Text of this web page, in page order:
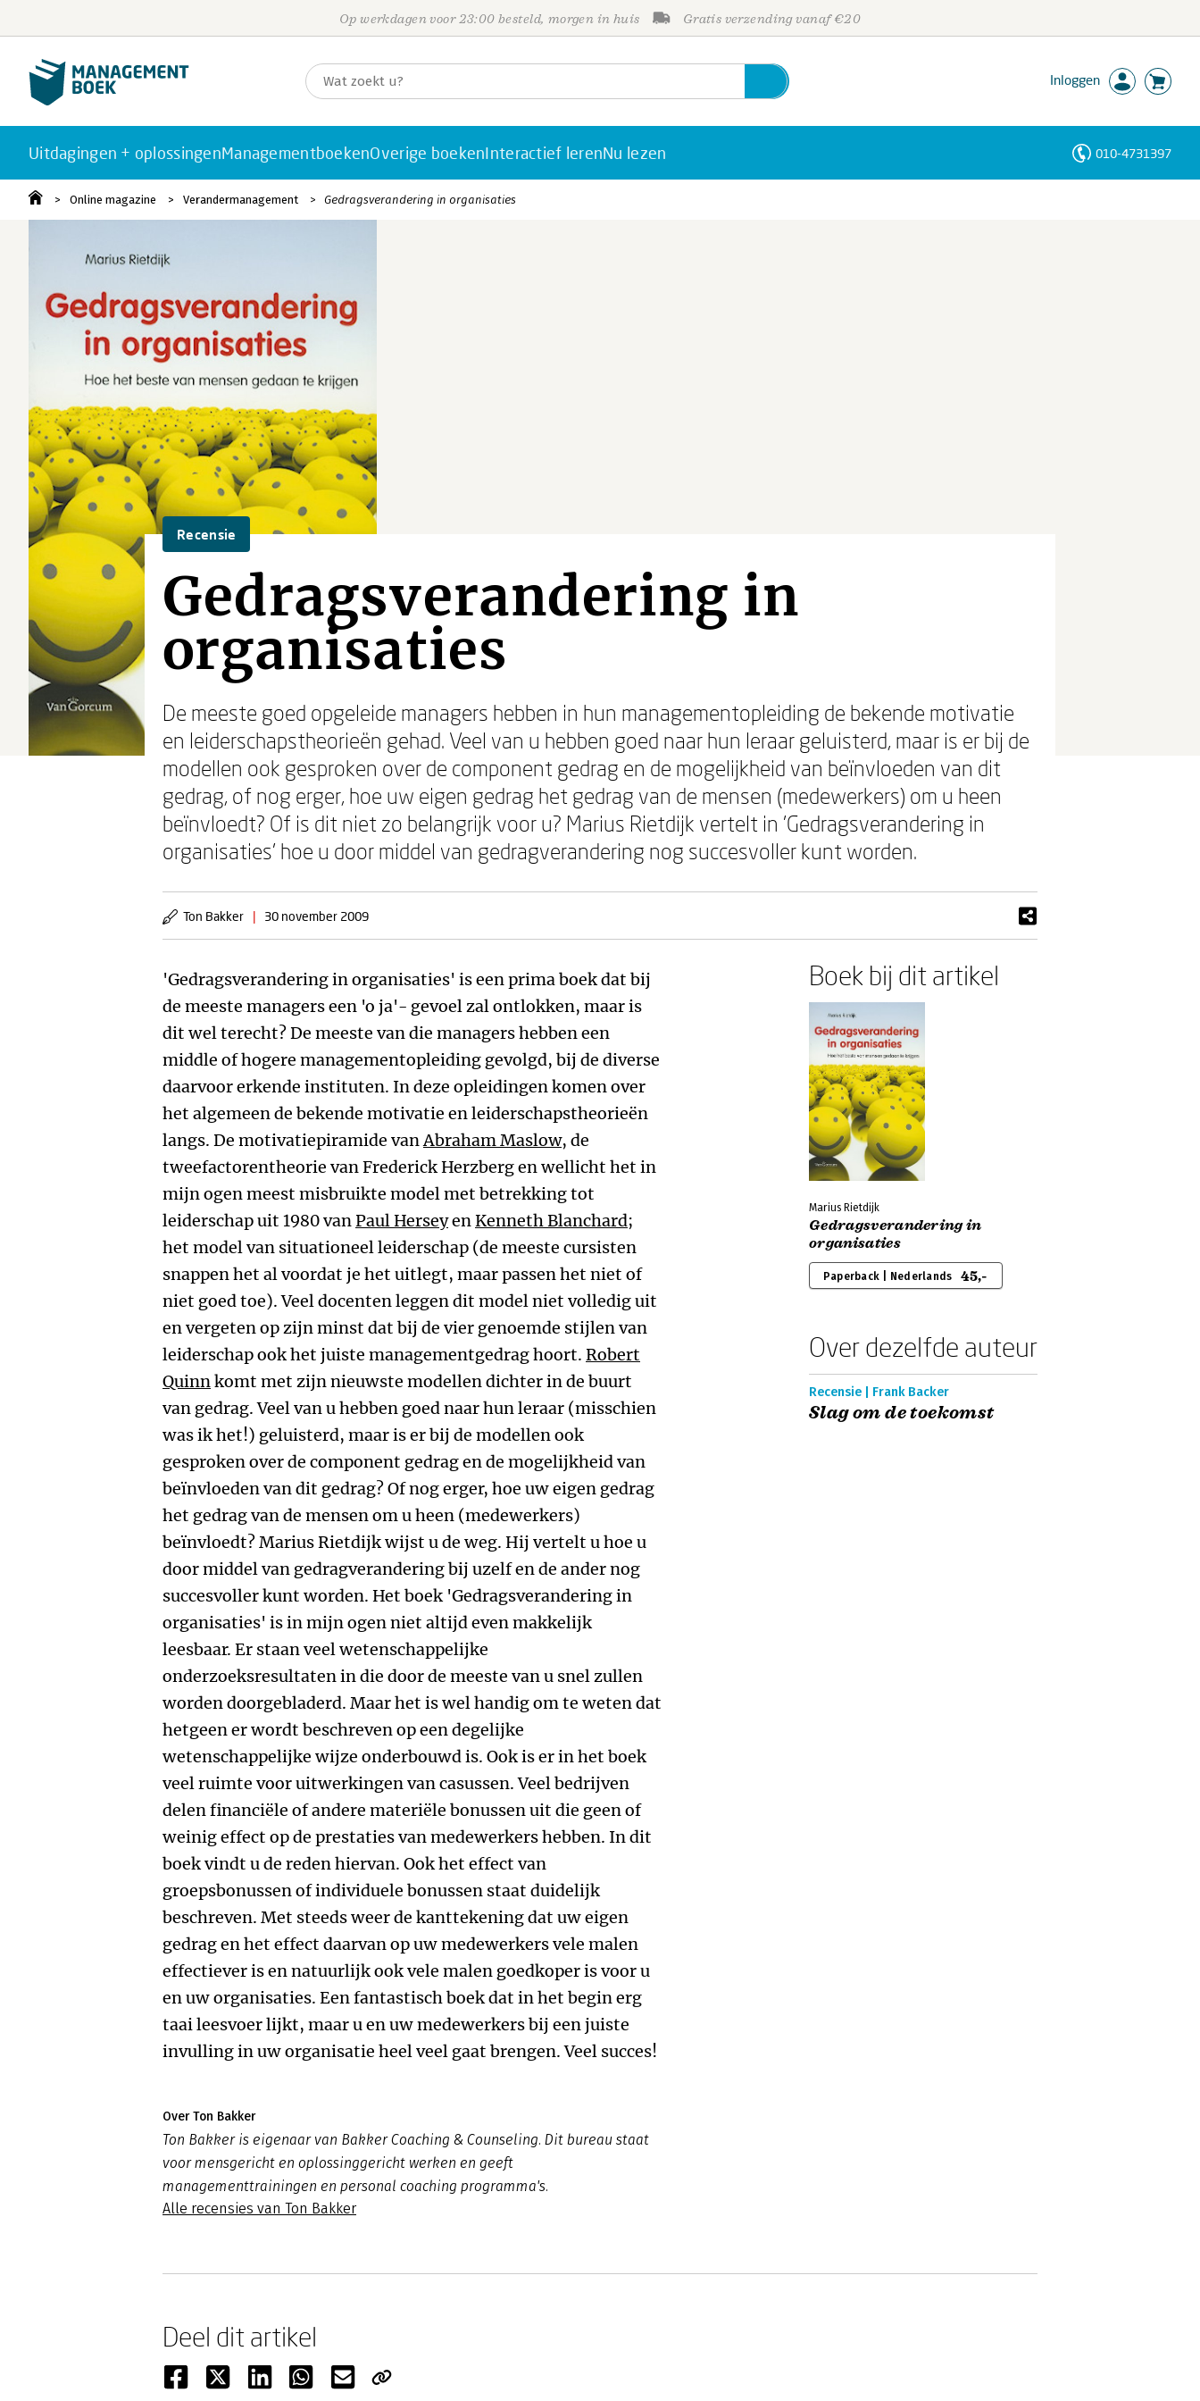
Op werkdagen voor 23:00 besteld, morgen in huis Gratis verzending vanaf €20
Inloggen
Uitdagingen + oplossingenManagementboekenOverige boekenInteractief lerenNu lezen 010-4731397
Online magazine Verandermanagement Gedragsverandering in organisaties
Recensie
Gedragsverandering in
organisaties
De meeste goed opgeleide managers hebben in hun managementopleiding de bekende motivatie
en leiderschapstheorieën gehad. Veel van u hebben goed naar hun leraar geluisterd, maar is er bij de
modellen ook gesproken over de component gedrag en de mogelijkheid van beïnvloeden van dit
gedrag, of nog erger, hoe uw eigen gedrag het gedrag van de mensen (medewerkers) om u heen
beïnvloedt? Of is dit niet zo belangrijk voor u? Marius Rietdijk vertelt in 'Gedragsverandering in
organisaties' hoe u door middel van gedragverandering nog succesvoller kunt worden.
Ton Bakker | 30 november 2009
'Gedragsverandering in organisaties' is een prima boek dat bij
de meeste managers een 'o ja'- gevoel zal ontlokken, maar is
dit wel terecht? De meeste van die managers hebben een
middle of hogere managementopleiding gevolgd, bij de diverse
daarvoor erkende instituten. In deze opleidingen komen over
het algemeen de bekende motivatie en leiderschapstheorieën
langs. De motivatiepiramide vanAbraham Maslow, de
tweefactorentheorie van Frederick Herzberg en wellicht het in
mijn ogen meest misbruikte model met betrekking tot
leiderschap uit 1980 vanPaul HerseyenKenneth Blanchard;
het model van situationeel leiderschap (de meeste cursisten
snappen het al voordat je het uitlegt, maar passen het niet of
niet goed toe). Veel docenten leggen dit model niet volledig uit
en vergeten op zijn minst dat bij de vier genoemde stijlen van
leiderschap ook het juiste managementgedrag hoort. Robert
Quinnkomt met zijn nieuwste modellen dichter in de buurt
van gedrag. Veel van u hebben goed naar hun leraar (misschien
was ik het!) geluisterd, maar is er bij de modellen ook
gesproken over de component gedrag en de mogelijkheid van
beïnvloeden van dit gedrag? Of nog erger, hoe uw eigen gedrag
het gedrag van de mensen om u heen (medewerkers)
beïnvloedt? Marius Rietdijk wijst u de weg. Hij vertelt u hoe u
door middel van gedragverandering bij uzelf en de ander nog
succesvoller kunt worden. Het boek 'Gedragsverandering in
organisaties' is in mijn ogen niet altijd even makkelijk
leesbaar. Er staan veel wetenschappelijke
onderzoeksresultaten in die door de meeste van u snel zullen
worden doorgebladerd. Maar het is wel handig om te weten dat
hetgeen er wordt beschreven op een degelijke
wetenschappelijke wijze onderbouwd is. Ook is er in het boek
veel ruimte voor uitwerkingen van casussen. Veel bedrijven
delen financiële of andere materiële bonussen uit die geen of
weinig effect op de prestaties van medewerkers hebben. In dit
boek vindt u de reden hiervan. Ook het effect van
groepsbonussen of individuele bonussen staat duidelijk
beschreven. Met steeds weer de kanttekening dat uw eigen
gedrag en het effect daarvan op uw medewerkers vele malen
effectiever is en natuurlijk ook vele malen goedkoper is voor u
en uw organisaties. Een fantastisch boek dat in het begin erg
taai leesvoer lijkt, maar u en uw medewerkers bij een juiste
invulling in uw organisatie heel veel gaat brengen. Veel succes!
Over Ton Bakker
Ton Bakker is eigenaar van Bakker Coaching & Counseling. Dit bureau staat
voor mensgericht en oplossinggericht werken en geeft
managementtrainingen en personal coaching programma's.
Alle recensies van Ton Bakker
Boek bij dit artikel
Marius Rietdijk
Gedragsverandering in
organisaties
Paperback | Nederlands 45,-
Over dezelfde auteur
Recensie | Frank Backer
Slag om de toekomst
Deel dit artikel
Personen